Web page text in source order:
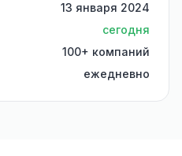
13 января 2024
сегодня
100+ компаний
ежедневно